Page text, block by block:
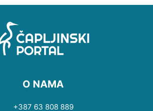
O NAMA
+387 63 808 889